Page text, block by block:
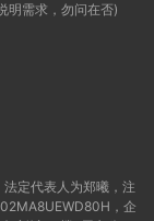
明需求，勿问在否)
定代表人为郑曦，注
，企